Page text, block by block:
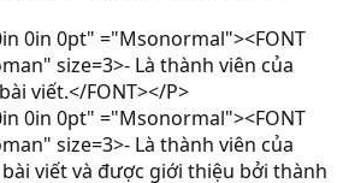
0in 0pt" ="Msonormal"><FONT
size=3>- Là thành viên của
viết.</FONT></P>
0in 0pt" ="Msonormal"><FONT
size=3>- Là thành viên của
viết và được giới thiệu bởi thành